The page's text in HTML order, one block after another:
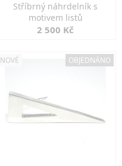
Stříbrný náhrdelník s
motivem listů
2 500 Kč
NOVÉ OBJEDNÁNO